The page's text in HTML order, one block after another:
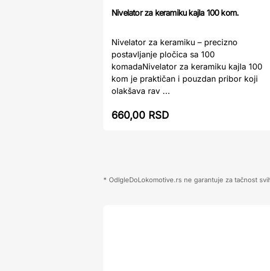
Nivelator za keramiku kajla 100 kom.
Nivelator za keramiku – precizno
postavljanje pločica sa 100
komadaNivelator za keramiku kajla 100
kom je praktičan i pouzdan pribor koji
olakšava rav ...
660,00 RSD
* OdIgleDoLokomotive.rs ne garantuje za tačnost